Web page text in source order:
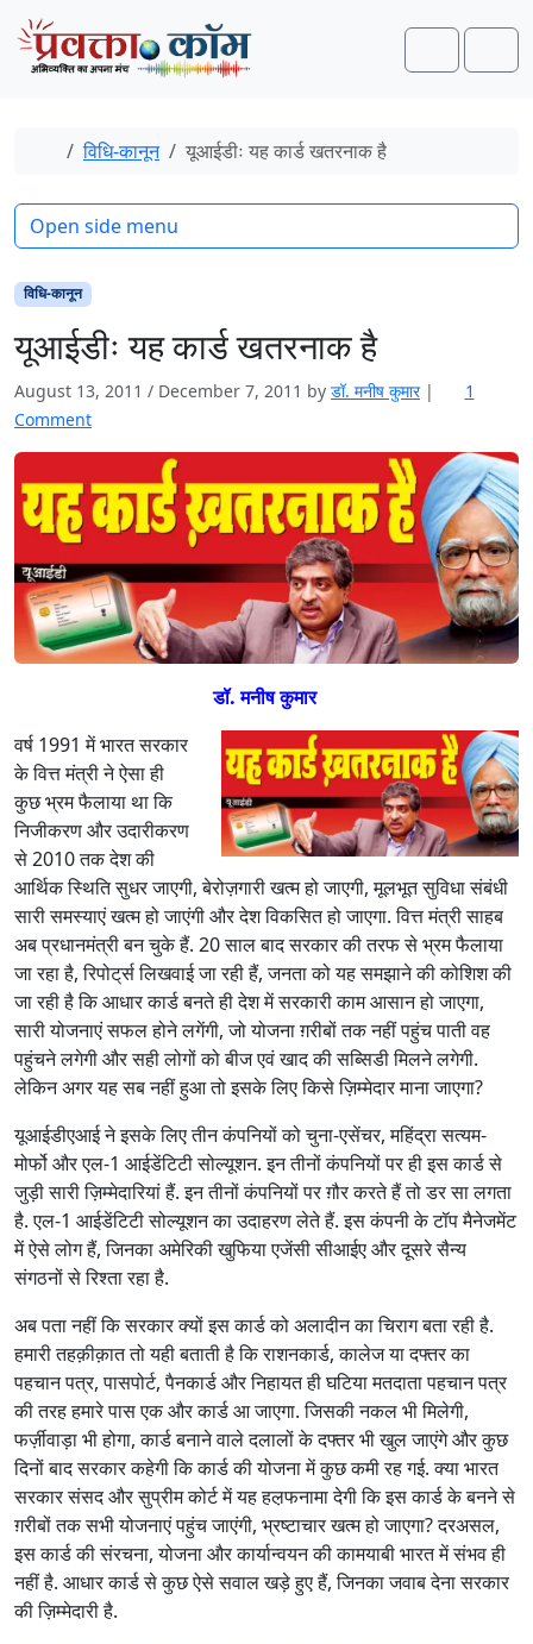
Skip to content
Skip to footer
Search
Home
विधि-कानून यूआईडीः यह कार्ड खतरनाक है
विधि-कानून
यूआईडीः यह कार्ड खतरनाक है
August 13, 2011 / December 7, 2011 by डॉ. मनीष कुमार |
1
Commento
आ
ई
डीः
य
ह
का
र्ड
ख
ना
क
डॉ. मनीष कुमार
वर्ष 1991 में भारत सरकार
के वित्त मंत्री ने ऐसा ही
कुछ भ्रम फैलाया था कि
निजीकरण और उदारीकरण
से 2010 तक देश की
आर्थिक स्थिति सुधर जाएगी, बेरोज़गारी खत्म हो जाएगी, मूलभूत सुविधा संबंधी
सारी समस्याएं खत्म हो जाएंगी और देश विकसित हो जाएगा. वित्त मंत्री साहब
अब प्रधानमंत्री बन चुके हैं. 20 साल बाद सरकार की तरफ से भ्रम फैलाया
जा रहा है, रिपोट्‌र्स लिखवाई जा रही हैं, जनता को यह समझाने की कोशिश की
जा रही है कि आधार कार्ड बनते ही देश में सरकारी काम आसान हो जाएगा,
सारी योजनाएं सफल होने लगेंगी, जो योजना ग़रीबों तक नहीं पहुंच पाती वह
पहुंचने लगेगी और सही लोगों को बीज एवं खाद की सब्सिडी मिलने लगेगी.
लेकिन अगर यह सब नहीं हुआ तो इसके लिए किसे ज़िम्मेदार माना जाएगा?
यूआईडीएआई ने इसके लिए तीन कंपनियों को चुना-एसेंचर, महिंद्रा सत्यम-
मोर्फो और एल-1 आईडेंटिटी सोल्यूशन. इन तीनों कंपनियों पर ही इस कार्ड से
जुड़ी सारी ज़िम्मेदारियां हैं. इन तीनों कंपनियों पर ग़ौर करते हैं तो डर सा लगता
है. एल-1 आईडेंटिटी सोल्यूशन का उदाहरण लेते हैं. इस कंपनी के टॉप मैनेजमेंट
में ऐसे लोग हैं, जिनका अमेरिकी खुफिया एजेंसी सीआईए और दूसरे सैन्य
संगठनों से रिश्ता रहा है.
अब पता नहीं कि सरकार क्यों इस कार्ड को अलादीन का चिराग बता रही है.
हमारी तहक़ीक़ात तो यही बताती है कि राशनकार्ड, कालेज या दफ्तर का
पहचान पत्र, पासपोर्ट, पैनकार्ड और निहायत ही घटिया मतदाता पहचान पत्र
की तरह हमारे पास एक और कार्ड आ जाएगा. जिसकी नकल भी मिलेगी,
फर्ज़ीवाड़ा भी होगा, कार्ड बनाने वाले दलालों के दफ्तर भी खुल जाएंगे और कुछ
दिनों बाद सरकार कहेगी कि कार्ड की योजना में कुछ कमी रह गई. क्या भारत
सरकार संसद और सुप्रीम कोर्ट में यह हल़फनामा देगी कि इस कार्ड के बनने से
ग़रीबों तक सभी योजनाएं पहुंच जाएंगी, भ्रष्टाचार खत्म हो जाएगा? दरअसल,
इस कार्ड की संरचना, योजना और कार्यान्वयन की कामयाबी भारत में संभव ही
नहीं है. आधार कार्ड से कुछ ऐसे सवाल खड़े हुए हैं, जिनका जवाब देना सरकार
की ज़िम्मेदारी है.
Open side menu